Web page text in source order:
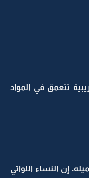
تتعمق في المواد
إن النساء اللواتي